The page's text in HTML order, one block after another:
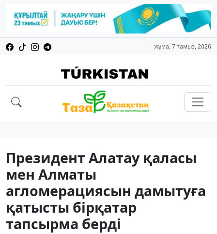
жұма, 7 тамыз, 2026
Президент Алатау қаласы
мен Алматы
агломерациясын дамытуға
қатысты бірқатар
тапсырма берді